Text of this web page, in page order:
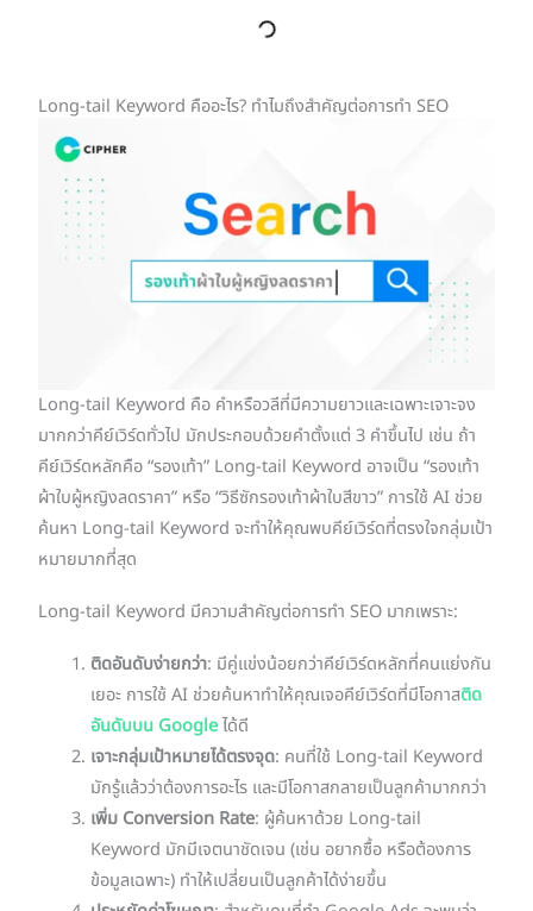
Long-tail Keyword คืออะไร? ทำไมถึงสำคัญต่อการทำ SEO
Long-tail Keyword คือ คำหรือวลีที่มีความยาวและเฉพาะเจาะจง
มากกว่าคีย์เวิร์ดทั่วไป มักประกอบด้วยคำตั้งแต่ 3 คำขึ้นไป เช่น ถ้า
คีย์เวิร์ดหลักคือ “รองเท้า” Long-tail Keyword อาจเป็น “รองเท้า
ผ้าใบผู้หญิงลดราคา” หรือ “วิธีซักรองเท้าผ้าใบสีขาว” การใช้ AI ช่วย
ค้นหา Long-tail Keyword จะทำให้คุณพบคีย์เวิร์ดที่ตรงใจกลุ่มเป้า
หมายมากที่สุด
Long-tail Keyword มีความสำคัญต่อการทำ SEO มากเพราะ:
ติดอันดับง่ายกว่า: มีคู่แข่งน้อยกว่าคีย์เวิร์ดหลักที่คนแย่งกัน
เยอะ การใช้ AI ช่วยค้นหาทำให้คุณเจอคีย์เวิร์ดที่มีโอกาสติด
อันดับบน Googleได้ดี
เจาะกลุ่มเป้าหมายได้ตรงจุด: คนที่ใช้ Long-tail Keyword
มักรู้แล้วว่าต้องการอะไร และมีโอกาสกลายเป็นลูกค้ามากกว่า
เพิ่ม Conversion Rate: ผู้ค้นหาด้วย Long-tail
Keyword มักมีเจตนาชัดเจน (เช่น อยากซื้อ หรือต้องการ
ข้อมูลเฉพาะ) ทำให้เปลี่ยนเป็นลูกค้าได้ง่ายขึ้น